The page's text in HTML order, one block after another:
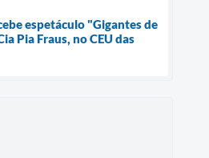
espetáculo "Gigantes de
Pia Fraus, no CEU das